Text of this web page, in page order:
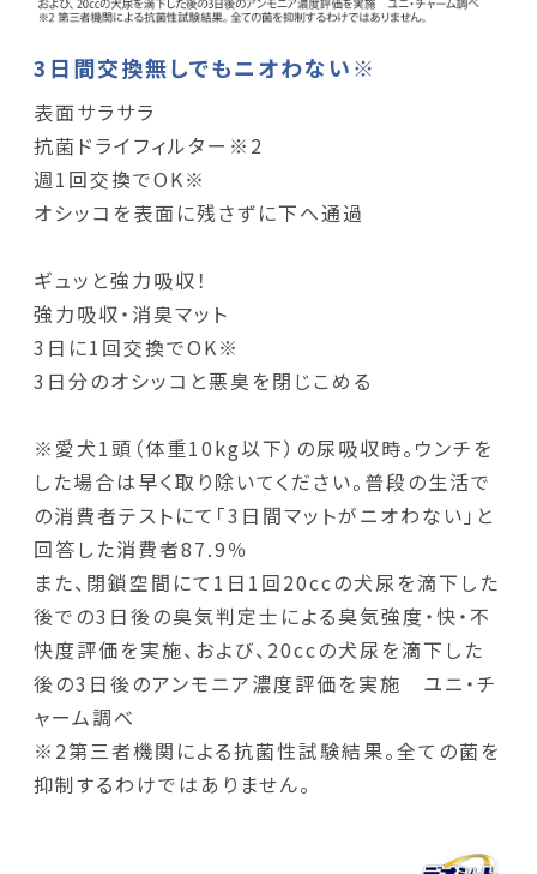
3日間交換無しでもニオわない※
表面サラサラ
抗菌ドライフィルター※2
週1回交換でOK※
オシッコを表面に残さずに下へ通過
ギュッと強力吸収！
強力吸収・消臭マット
3日に1回交換でOK※
3日分のオシッコと悪臭を閉じこめる
※愛犬1頭（体重10kg以下）の尿吸収時。ウンチを
した場合は早く取り除いてください。普段の生活で
の消費者テストにて「3日間マットがニオわない」と
回答した消費者87.9％
また、閉鎖空間にて1日1回20ccの犬尿を滴下した
後での3日後の臭気判定士による臭気強度・快・不
快度評価を実施、および、20ccの犬尿を滴下した
後の3日後のアンモニア濃度評価を実施 ユニ・チ
ャーム調べ
※2第三者機関による抗菌性試験結果。全ての菌を
抑制するわけではありません。